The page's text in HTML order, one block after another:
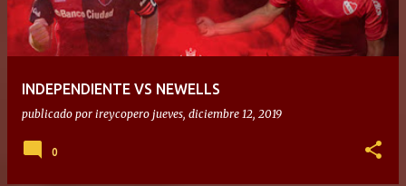
INDEPENDIENTE VS NEWELLS
publicado por ireycopero jueves, diciembre 12, 2019
0